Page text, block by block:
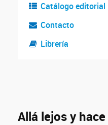
Catálogo editorial
Contacto
Librería
Allá lejos y